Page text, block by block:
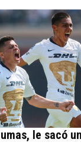
le sacó